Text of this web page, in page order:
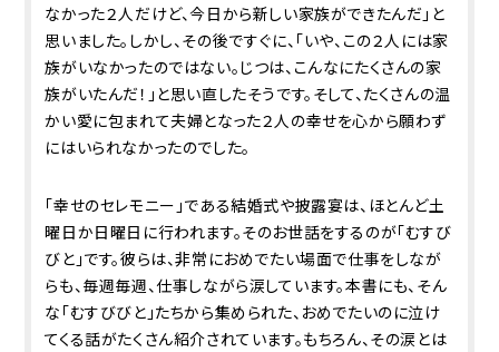
なかった２人だけど、今日から新しい家族ができたんだ」と
思いました。しかし、その後ですぐに、「いや、この２人には家
族がいなかったのではない。じつは、こんなにたくさんの家
族がいたんだ！」と思い直したそうです。そして、たくさんの温
かい愛に包まれて夫婦となった２人の幸せを心から願わず
にはいられなかったのでした。
「幸せのセレモニー」である結婚式や披露宴は、ほとんど土
曜日か日曜日に行われます。そのお世話をするのが「むすび
びと」です。彼らは、非常におめでたい場面で仕事をしなが
らも、毎週毎週、仕事しながら涙しています。本書にも、そん
な「むすびびと」たちから集められた、おめでたいのに泣け
てくる話がたくさん紹介されています。もちろん、その涙とは